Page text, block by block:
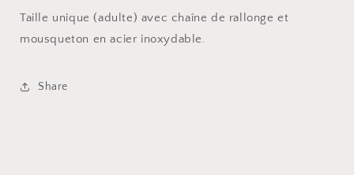
Taille unique (adulte) avec chaîne de rallonge et
mousqueton en acier inoxydable.
Share